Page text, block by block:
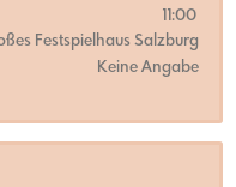
11:00
Festspielhaus Salzburg
Keine Angabe